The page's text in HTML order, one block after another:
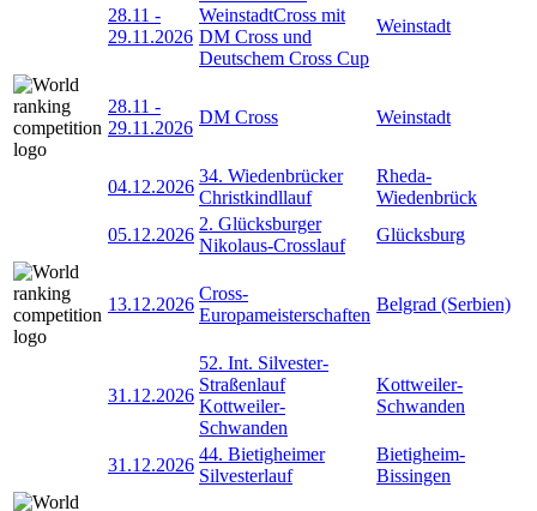
28.11 -
29.11.2026
WeinstadtCross mit
DM Cross und
Deutschem Cross Cup
Weinstadt
28.11 -
29.11.2026
DM Cross Weinstadt
04.12.2026
34. Wiedenbrücker
Christkindllauf
Rheda-
Wiedenbrück
05.12.2026
2. Glücksburger
Nikolaus-Crosslauf
Glücksburg
13.12.2026
Cross-
Europameisterschaften
Belgrad (Serbien)
31.12.2026
52. Int. Silvester-
Straßenlauf
Kottweiler-
Schwanden
Kottweiler-
Schwanden
31.12.2026
44. Bietigheimer
Silvesterlauf
Bietigheim-
Bissingen